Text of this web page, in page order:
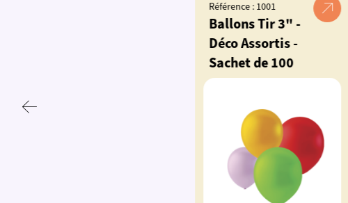
Référence : 1001
Ballons Tir 3" -
Déco Assortis -
Sachet de 100